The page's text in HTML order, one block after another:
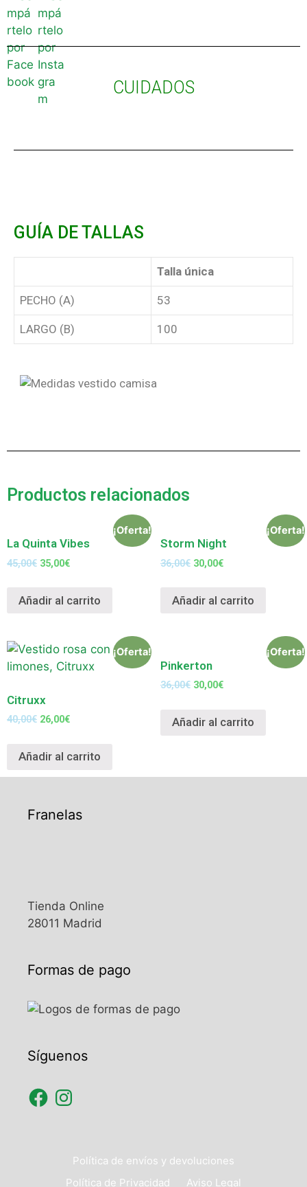
CUIDADOS
GUÍA DE TALLAS
Talla única
PECHO (A) 53
LARGO (B) 100
Productos relacionados
¡Oferta!
La Quinta Vibes
45,00€ 35,00€
Añadir al carrito
¡Oferta!
Storm Night
36,00€ 30,00€
Añadir al carrito
¡Oferta!
Citruxx
40,00€ 26,00€
Añadir al carrito
¡Oferta!
Pinkerton
36,00€ 30,00€
Añadir al carrito
Franelas
Tienda Online
28011 Madrid
Formas de pago
Síguenos
Política de envíos y devoluciones
Política de Privacidad
Aviso Legal